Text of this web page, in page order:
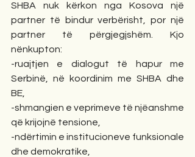
SHBA nuk kërkon nga Kosova një
partner të bindur verbërisht, por një
partner të përgjegjshëm. Kjo
nënkupton:
-ruajtjen e dialogut të hapur me
Serbinë, në koordinim me SHBA dhe
BE,
-shmangien e veprimeve të njëanshme
që krijojnë tensione,
-ndërtimin e institucioneve funksionale
dhe demokratike,